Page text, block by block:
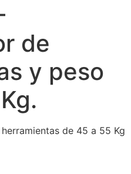
de
y peso
de 45 a 55 Kg